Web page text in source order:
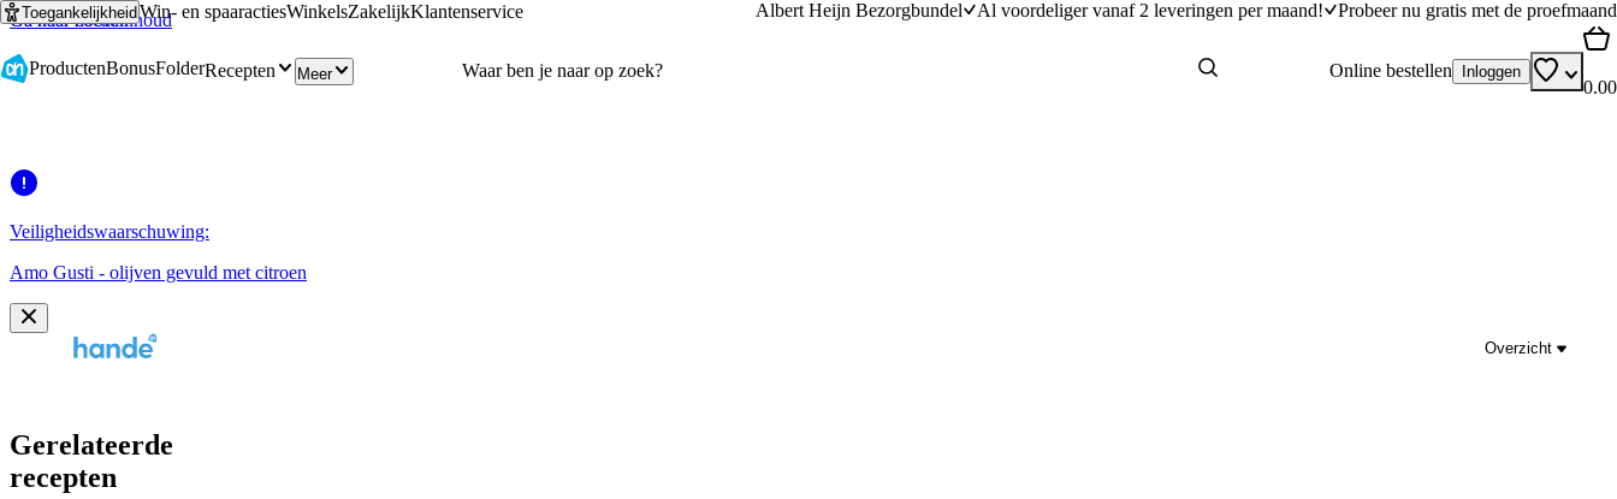
Ga naar hoofdinhoud
Ga naar zoeken
ToegankelijkheidWin- en spaaractiesWinkelsZakelijkKlantenservice Albert Heijn Bezorgbundel Al voordeliger vanaf 2 leveringen per maand! Probeer nu gratis met de proefmaand
ProductenBonusFolderRecepten Meer Online bestellen Inloggen
0.00
Veiligheidswaarschuwing:
Amo Gusti - olijven gevuld met citroen
Overzicht
Gerelateerde
recepten